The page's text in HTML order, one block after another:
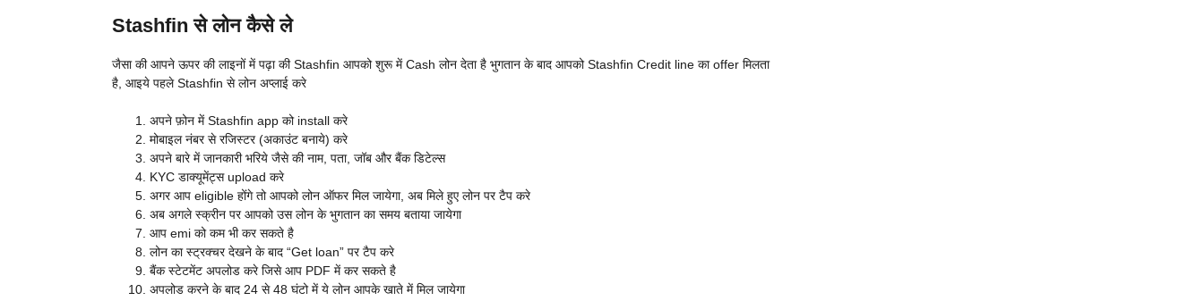
Stashfin से लोन कैसे ले
जैसा की आपने ऊपर की लाइनों में पढ़ा की Stashfin आपको शुरू में Cash लोन देता है भुगतान के बाद आपको Stashfin Credit line का offer मिलता
है, आइये पहले Stashfin से लोन अप्लाई करे
अपने फ़ोन में Stashfin app को install करे
मोबाइल नंबर से रजिस्टर (अकाउंट बनाये) करे
अपने बारे में जानकारी भरिये जैसे की नाम, पता, जॉब और बैंक डिटेल्स
KYC डाक्यूमेंट्स upload करे
अगर आप eligible होंगे तो आपको लोन ऑफर मिल जायेगा, अब मिले हुए लोन पर टैप करे
अब अगले स्क्रीन पर आपको उस लोन के भुगतान का समय बताया जायेगा
आप emi को कम भी कर सकते है
लोन का स्ट्रक्चर देखने के बाद “Get loan” पर टैप करे
बैंक स्टेटमेंट अपलोड करे जिसे आप PDF में कर सकते है
अपलोड करने के बाद 24 से 48 घंटो में ये लोन आपके खाते में मिल जायेगा